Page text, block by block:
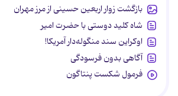
بازگشت زوار اربعین حسینی از مرز مهران
شاه کلید دوستی با حضرت امیر
اوکراین سند منگوله‌دار آمریکا!
آگاهی بدون فرسودگی
فرمول شکست پنتاگون